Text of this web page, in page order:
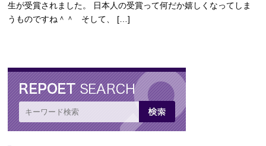
生が受賞されました。 日本人の受賞って何だか嬉しくなってしま
うものですね＾＾ そして、 […]